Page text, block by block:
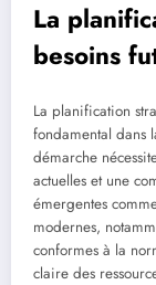
La
besoins
La planification
fondamental dans
démarche
actuelles et une
émergentes
modernes,
conformes à la
claire des